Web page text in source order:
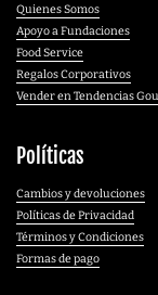
Quienes Somos
Apoyo a Fundaciones
Food Service
Regalos Corporativos
Vender en Tendencias
Políticas
Cambios y devoluciones
Políticas de Privacidad
Términos y Condiciones
Formas de pago